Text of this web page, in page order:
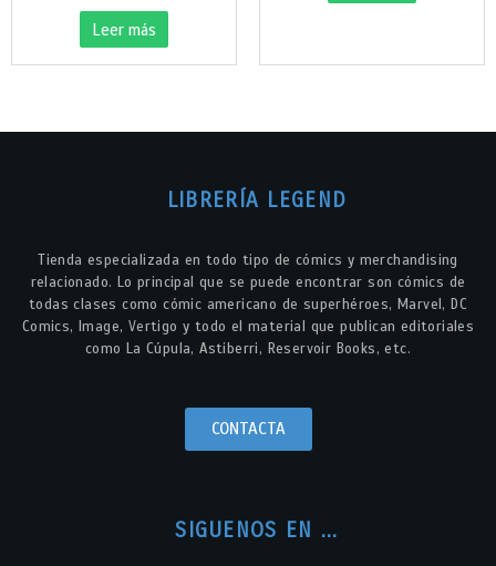
Leer más
LIBRERÍA LEGEND
Tienda especializada en todo tipo de cómics y merchandising
relacionado. Lo principal que se puede encontrar son cómics de
todas clases como cómic americano de superhéroes, Marvel, DC
Comics, Image, Vertigo y todo el material que publican editoriales
como La Cúpula, Astiberri, Reservoir Books, etc.
CONTACTA
SIGUENOS EN ...